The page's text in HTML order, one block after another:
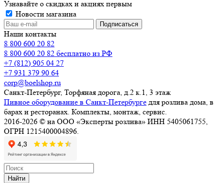
Узнавайте о скидках и акциях первым
Новости магазина
Наши контакты
8 800 600 20 82
8 800 600 20 82 бесплатно из РФ
+7 (812) 905 04 27
+7 931 379 90 64
corp@boelshop.ru
Санкт-Петербург, Торфяная дорога, д.2 к.1, 3 этаж
Пивное оборудование в Санкт-Петербурге для розлива дома, в
барах и ресторанах. Комплекты, монтаж, сервис.
2016-2026 © на ООО «Эксперты розлива» ИНН 5405061755,
ОГРН 1215400004896.
Найти